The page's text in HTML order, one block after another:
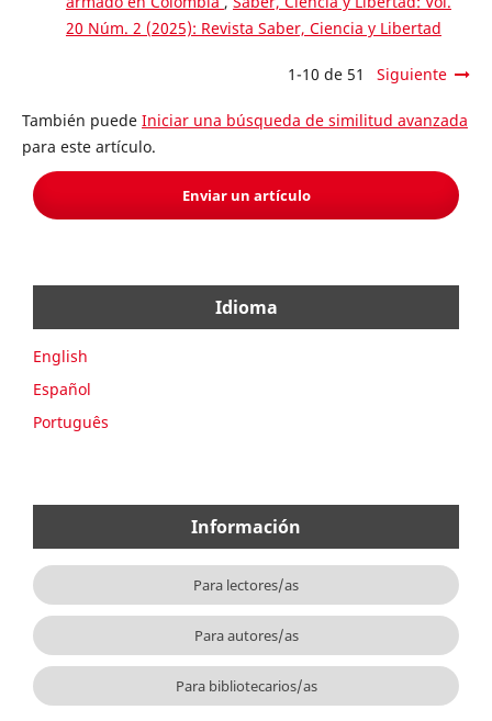
20 Núm. 2 (2025): Revista Saber, Ciencia y Libertad
1-10 de 51 Siguiente
También puede Iniciar una búsqueda de similitud avanzada
para este artículo.
Enviar un artículo
Idioma
English
Español
Português
Información
Para lectores/as
Para autores/as
Para bibliotecarios/as